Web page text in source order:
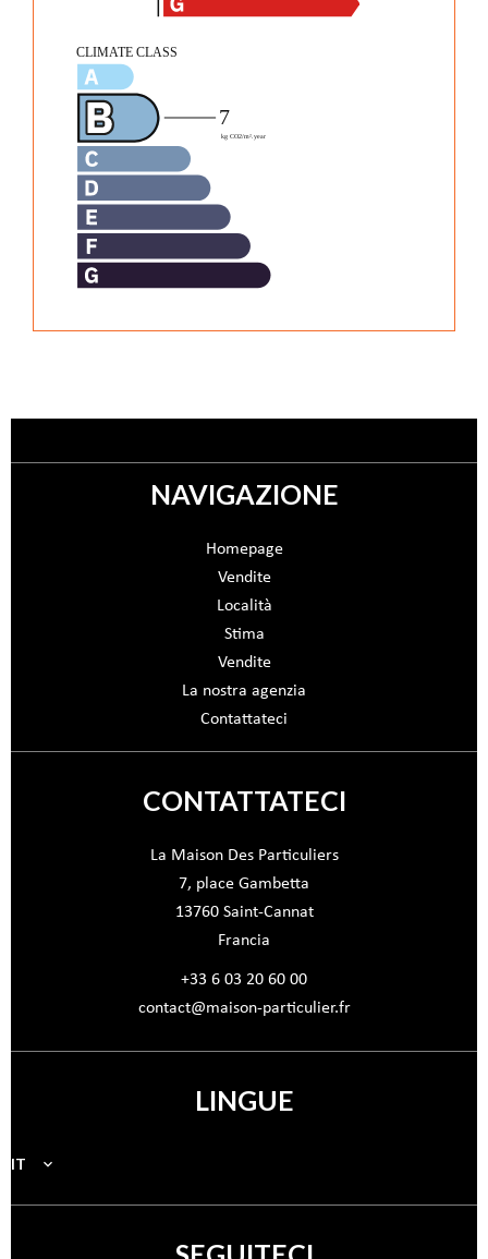
NAVIGAZIONE
Homepage
Vendite
Località
Stima
Vendite
La nostra agenzia
Contattateci
CONTATTATECI
La Maison Des Particuliers
7, place Gambetta
13760Saint-Cannat
Francia
+33 6 03 20 60 00
contact@maison-particulier.fr
LINGUE
IT